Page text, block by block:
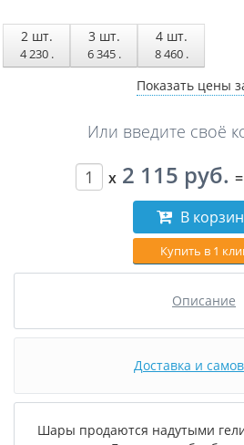
2 шт.
4 230 .
3шт.
6 345 .
4шт.
8 460 .
Показать цены
Или введите своё
x 2 115 руб. =
В
Купить в 1
Описание
Доставка и
Шары продаются надутыми